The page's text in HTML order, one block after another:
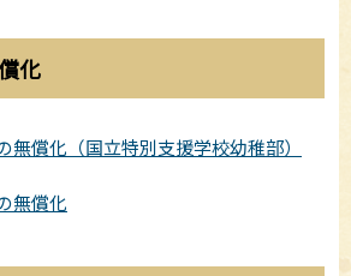
化
無償化（国立特別支援学校幼稚部）
無償化